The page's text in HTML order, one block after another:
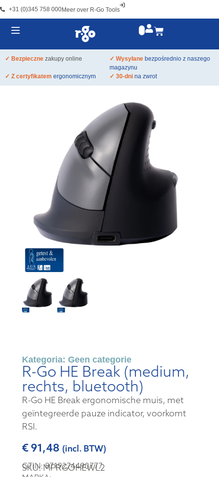
+31 (0)345 758 000Meer over R-Go Tools
✓ Bezpieczne zakupy online ✓ Wysyłane bezpośrednio z naszego
magazynu
✓ Z certyfikatem ergonomicznym ✓ 30-dni na zwrot
Kategoria: Geen categorie
R-Go HE Break (medium,
rechts, bluetooth)
R-Go HE Break ergonomische muis, met
geïntegreerde pauze indicator, voorkomt
RSI.
€91,48 (incl. BTW)
SKU: MPRGOHEWL2
GTIN: 8719274490777